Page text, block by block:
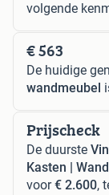
volgende
€ 563
De huidige
wandmeubel
Prijscheck
De duurste
Kasten |
voor€ 2.600,